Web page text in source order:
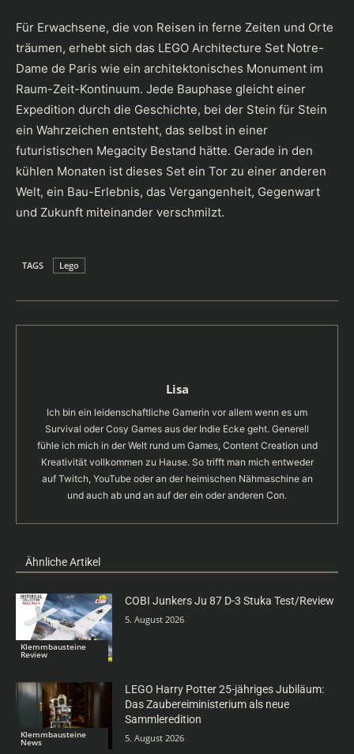
Für Erwachsene, die von Reisen in ferne Zeiten und Orte
träumen, erhebt sich das LEGO Architecture Set Notre-
Dame de Paris wie ein architektonisches Monument im
Raum-Zeit-Kontinuum. Jede Bauphase gleicht einer
Expedition durch die Geschichte, bei der Stein für Stein
ein Wahrzeichen entsteht, das selbst in einer
futuristischen Megacity Bestand hätte. Gerade in den
kühlen Monaten ist dieses Set ein Tor zu einer anderen
Welt, ein Bau-Erlebnis, das Vergangenheit, Gegenwart
und Zukunft miteinander verschmilzt.
TAGS Lego
Lisa
Ich bin ein leidenschaftliche Gamerin vor allem wenn es um
Survival oder Cosy Games aus der Indie Ecke geht. Generell
fühle ich mich in der Welt rund um Games, Content Creation und
Kreativität vollkommen zu Hause. So trifft man mich entweder
auf Twitch, YouTube oder an der heimischen Nähmaschine an
und auch ab und an auf der ein oder anderen Con.
Ähnliche Artikel
Klemmbausteine
Review
COBI Junkers Ju 87 D-3 Stuka Test/Review
5. August 2026
Klemmbausteine
News
LEGO Harry Potter 25-jähriges Jubiläum:
Das Zaubereiministerium als neue
Sammleredition
5. August 2026